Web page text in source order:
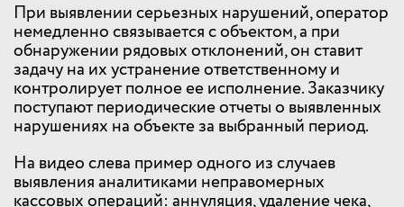
При выявлении серьезных нарушений, оператор
немедленно связывается с объектом, а при
обнаружении рядовых отклонений, он ставит
задачу на их устранение ответственному и
контролирует полное ее исполнение. Заказчику
поступают периодические отчеты о выявленных
нарушениях на объекте за выбранный период.
На видео слева пример одного из случаев
выявления аналитиками неправомерных
кассовых операций: аннуляция, удаление чека,